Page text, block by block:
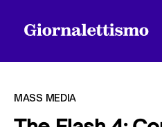
MASS MEDIA